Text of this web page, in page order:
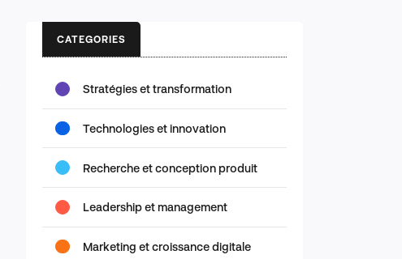
CATEGORIES
Stratégies et transformation
Technologies et innovation
Recherche et conception produit
Leadership et management
Marketing et croissance digitale